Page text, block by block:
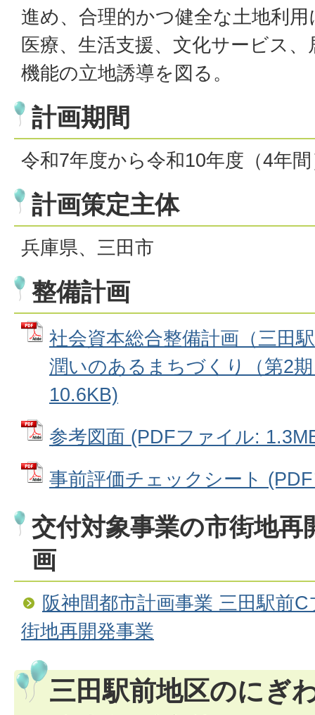
進め、合理的かつ健全な土地利
医療、生活支援、文化サービス
機能の立地誘導を図る。
計画期間
令和7年度から令和10年度（4年
計画策定主体
兵庫県、三田市
整備計画
社会資本総合整備計画（三田
潤いのあるまちづくり（第2
10.6KB)
参考図面 (PDFファイル:
事前評価チェックシート
交付対象事業の市街地再
画
阪神間都市計画事業 三田駅前
街地再開発事業
三田駅前地区のにぎ